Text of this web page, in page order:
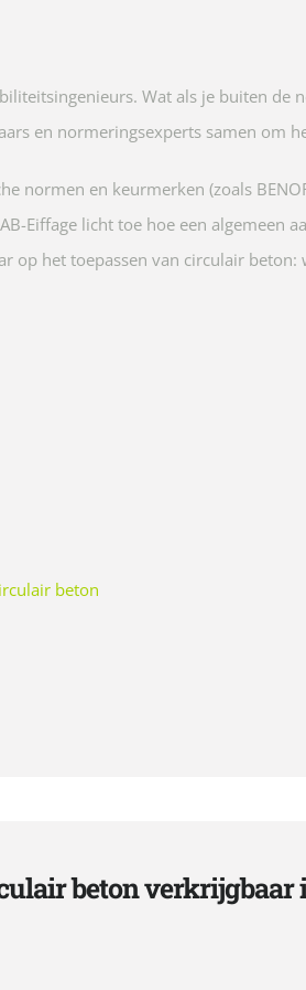
Wat als je buiten de
en normeringsexperts samen om
normen en keurmerken (zoals
Eiffage licht toe hoe een algemeen
op het toepassen van circulair
beton
beton verkrijgbaar